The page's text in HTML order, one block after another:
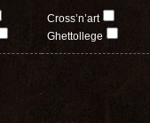
Cross’n’art
Ghettollege